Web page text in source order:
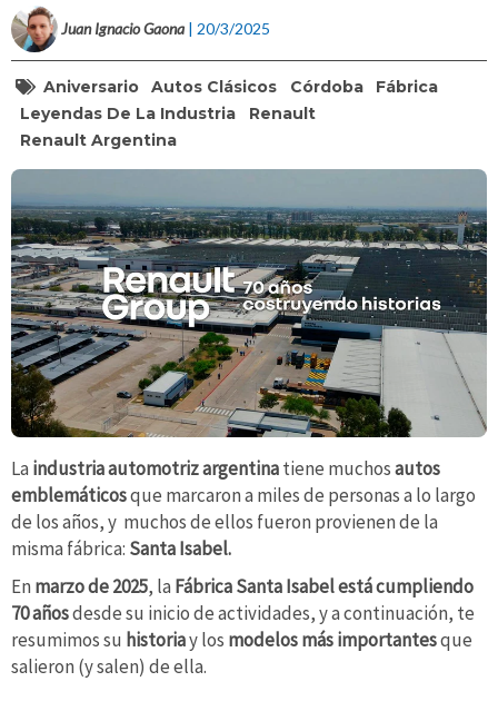
Juan Ignacio Gaona | 20/3/2025
Aniversario Autos Clásicos Córdoba
Fábrica
Leyendas De La Industria
Renault
Renault Argentina
La industria automotriz argentinatiene muchosautos
emblemáticosque marcaron a miles de personas a lo largo
de los años, y muchos de ellos fueron provienen de la
misma fábrica: Santa Isabel.
En marzo de 2025, la Fábrica Santa Isabel está cumpliendo
70 añosdesde su inicio de actividades, y a continuación, te
resumimos su historiay los modelos más importantesque
salieron (y salen) de ella.